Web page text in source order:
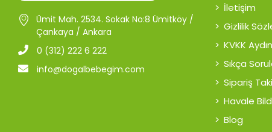
Ümit Mah. 2534. Sokak No:8 Ümitköy /
Çankaya / Ankara
0 (312) 222 6 222
info@dogalbebegim.com
İletişim
Gizlilik
KVKK
Sıkça
Sipariş
Havale
Blog